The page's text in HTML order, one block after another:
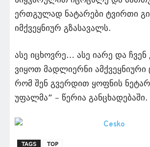
ერთგულად ნატარები ტვირთი
იმქვეყნიურ გზასავალს.
ასე იცხოვრე… ასე იარე და ჩვენ
ვიყოთ მადლიერნი ამქვეყნიური
რომ შენ გვერდით ყოფნის
უფალმა” – წერია განცხადებაში.
TAGS TOP